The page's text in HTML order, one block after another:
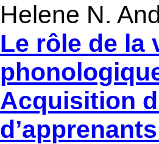
Helene N.
Le rôle de la
Acquisition